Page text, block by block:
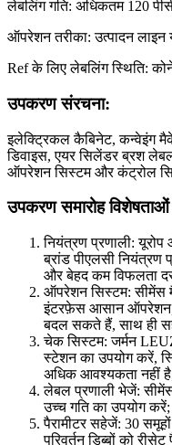
लेबलिंग गति: अधिकतम 120
ऑपरेशन तरीका: उत्पादन
Ref के लिए लेबलिंग स्थिति:
उपकरण संरचना:
इलेक्ट्रिकल कैबिनेट, कन्वेइंग
डिवाइस, एयर सिलेंडर ब्रश
ऑपरेशन सिस्टम और कंट्रोल
उपकरण समारोह विशेषताओं
नियंत्रण प्रणाली:
ब्रांड पीएलसी नियंत्रण
और बेहद कम विफलता
ऑपरेशन सिस्टम: सीमेंस
इंटरफ़ेस आसान ऑपरेशन,
बदल सकते हैं, साथ ही
चेक सिस्टम: जर्मन
स्टेशन का उपयोग करें,
अधिक आवश्यकता नहीं
लेबल प्रणाली भेजें: सीमेंस
उच्च गति का उपयोग करें;
पैरामीटर सहेजें: 30
परिवर्तन डिब्बों को